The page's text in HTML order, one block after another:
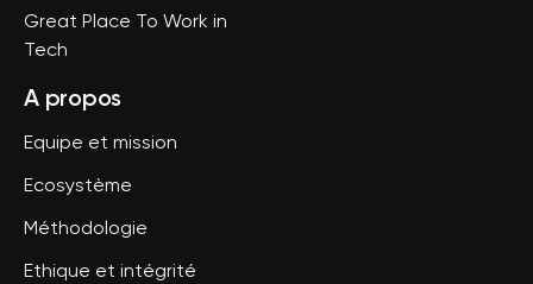
Great Place To Work in
Tech
A propos
Equipe et mission
Ecosystème
Méthodologie
Ethique et intégrité